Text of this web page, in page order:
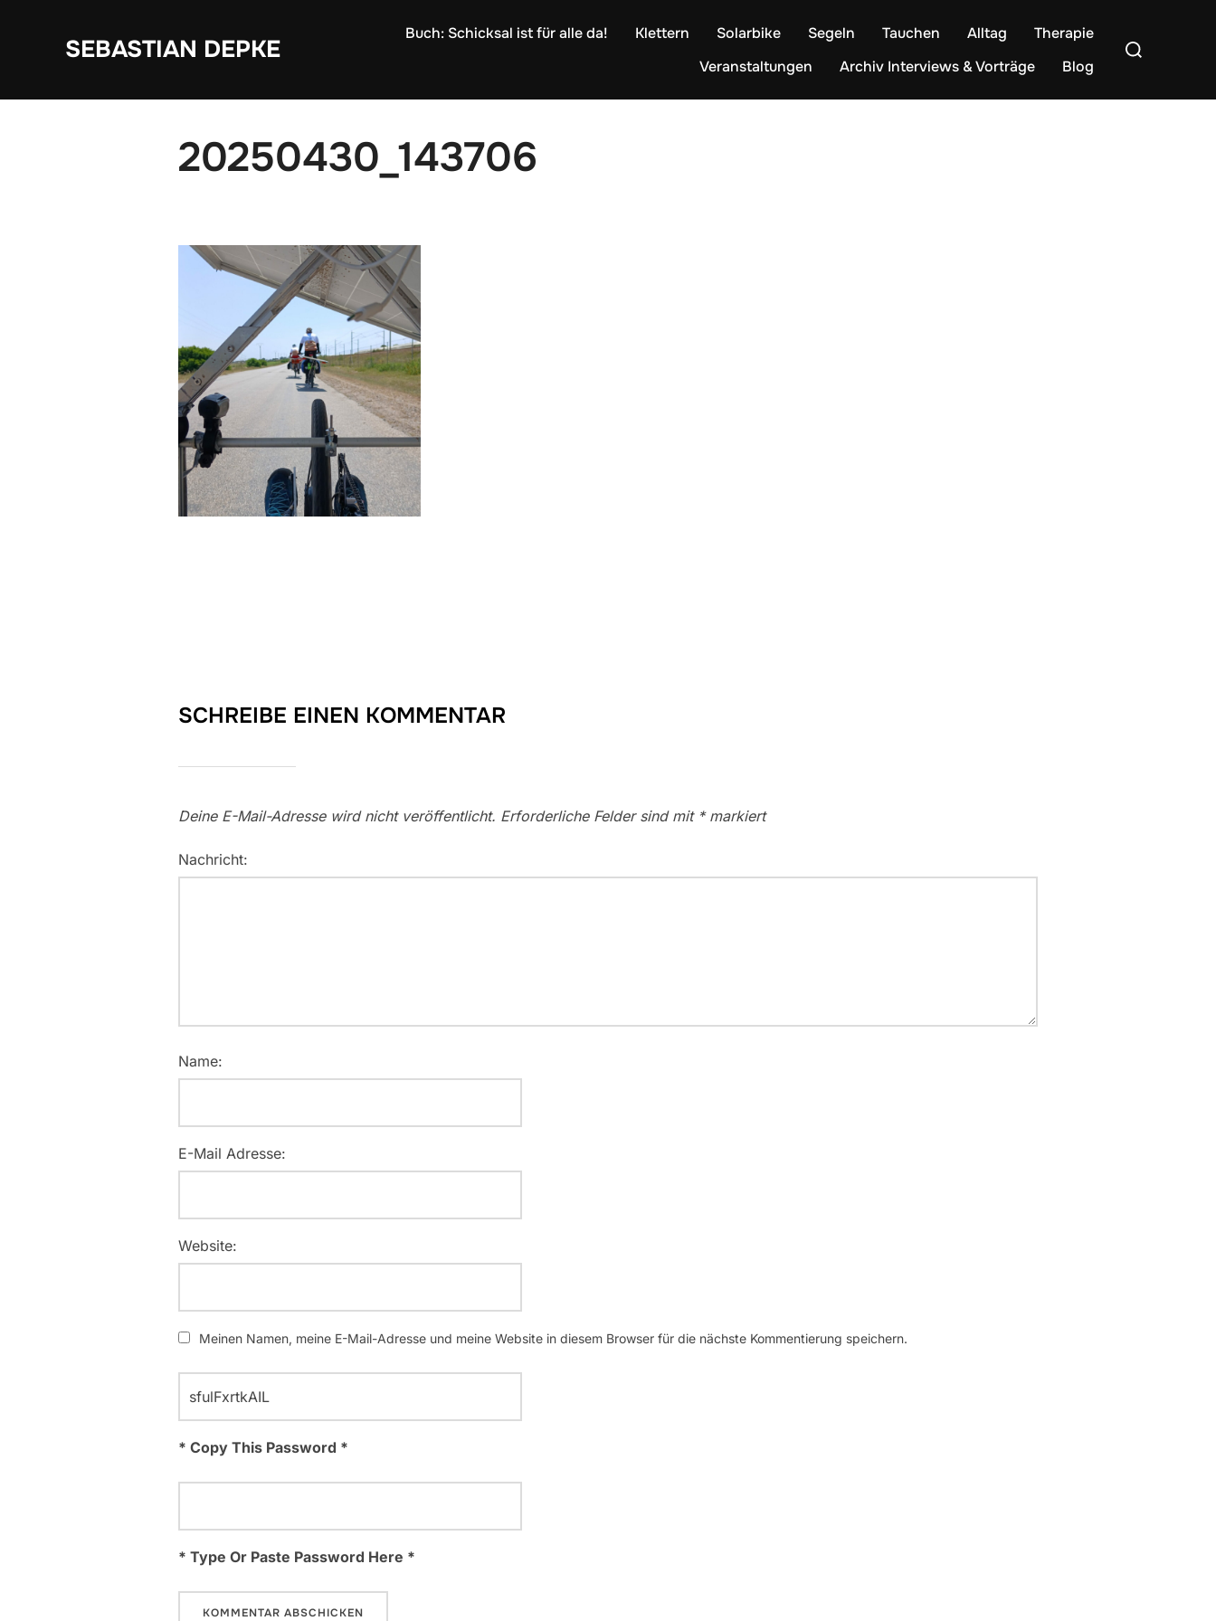
SEBASTIAN DEPKE
Buch: Schicksal ist für alle da! Klettern Solarbike Segeln Tauchen Alltag
Therapie
Veranstaltungen
Archiv Interviews & Vorträge Blog
Suchen
20250430_143706
SCHREIBE EINEN KOMMENTAR
Deine E-Mail-Adresse wird nicht veröffentlicht. Erforderliche Felder sind mit *markiert
Nachricht:
Name:
E-Mail Adresse:
Website:
Meinen Namen, meine E-Mail-Adresse und meine Website in diesem Browser für die nächste Kommentierung speichern.
* Copy This Password *
* Type Or Paste Password Here *